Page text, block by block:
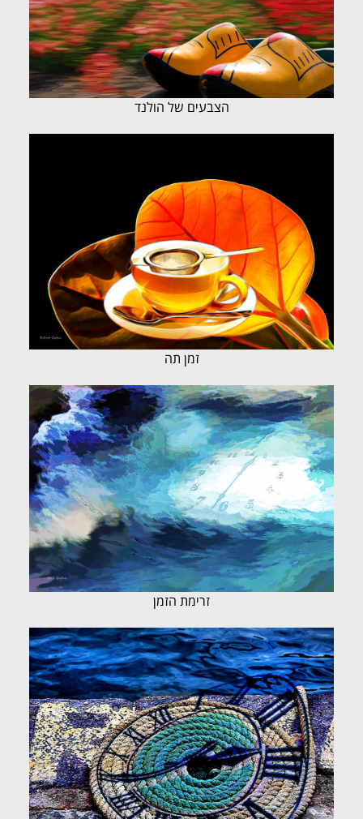
הצבעים של הולנד
זמן תה
זרימת הזמן